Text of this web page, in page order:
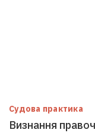
Судова практика
Визнання